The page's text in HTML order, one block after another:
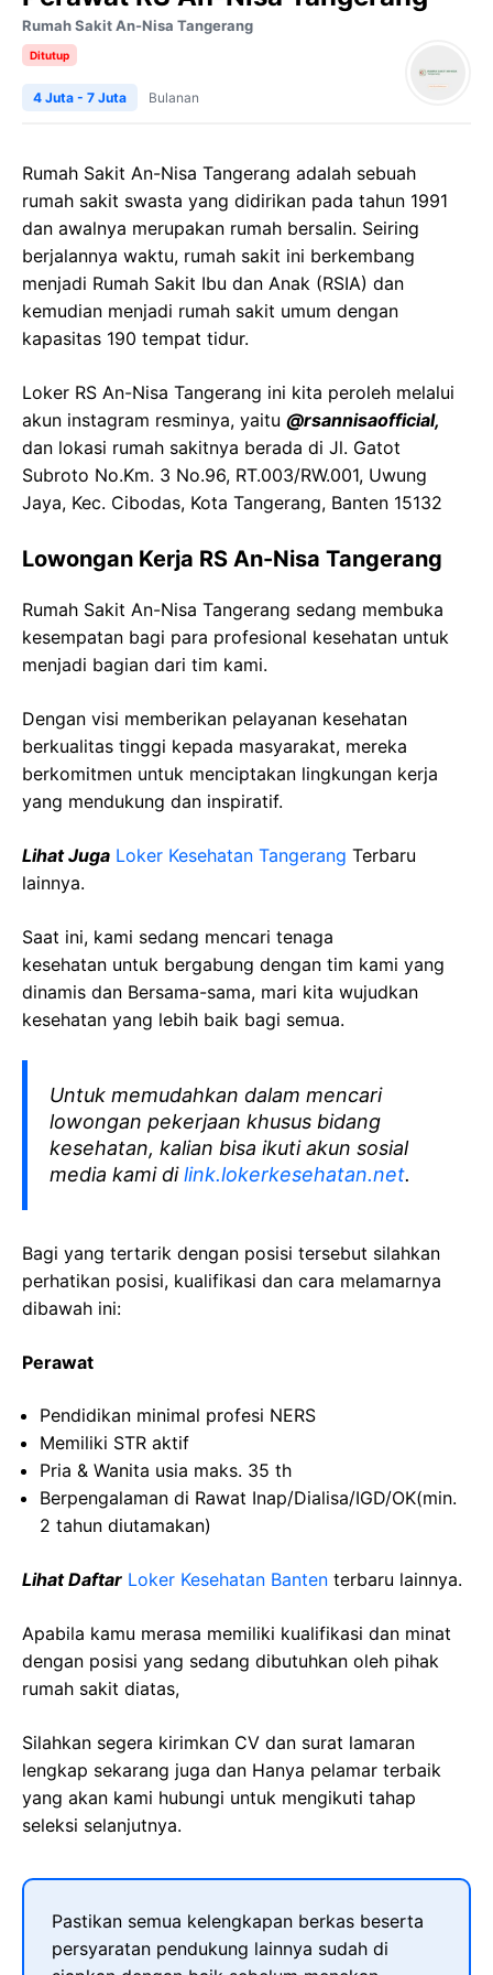
Rumah Sakit An-Nisa Tangerang
Ditutup
4 Juta - 7 Juta Bulanan
Rumah Sakit An-Nisa Tangerang adalah sebuah
rumah sakit swasta yang didirikan pada tahun 1991
dan awalnya merupakan rumah bersalin. Seiring
berjalannya waktu, rumah sakit ini berkembang
menjadi Rumah Sakit Ibu dan Anak (RSIA) dan
kemudian menjadi rumah sakit umum dengan
kapasitas 190 tempat tidur.
Loker RS An-Nisa Tangerang ini kita peroleh melalui
akun instagram resminya, yaitu @rsannisaofficial,
dan lokasi rumah sakitnya berada di Jl. Gatot
Subroto No.Km. 3 No.96, RT.003/RW.001, Uwung
Jaya, Kec. Cibodas, Kota Tangerang, Banten 15132
Lowongan Kerja RS An-Nisa Tangerang
Rumah Sakit An-Nisa Tangerang sedang membuka
kesempatan bagi para profesional kesehatan untuk
menjadi bagian dari tim kami.
Dengan visi memberikan pelayanan kesehatan
berkualitas tinggi kepada masyarakat, mereka
berkomitmen untuk menciptakan lingkungan kerja
yang mendukung dan inspiratif.
Lihat Juga Loker Kesehatan Tangerang Terbaru
lainnya.
Saat ini, kami sedang mencari tenaga
kesehatan untuk bergabung dengan tim kami yang
dinamis dan Bersama-sama, mari kita wujudkan
kesehatan yang lebih baik bagi semua.
Untuk memudahkan dalam mencari
lowongan pekerjaan khusus bidang
kesehatan, kalian bisa ikuti akun sosial
media kami dilink.lokerkesehatan.net.
Bagi yang tertarik dengan posisi tersebut silahkan
perhatikan posisi, kualifikasi dan cara melamarnya
dibawah ini:
Perawat
Pendidikan minimal profesi NERS
Memiliki STR aktif
Pria & Wanita usia maks. 35 th
Berpengalaman di Rawat Inap/Dialisa/IGD/OK(min.
2 tahun diutamakan)
Lihat Daftar Loker Kesehatan Banten terbaru lainnya.
Apabila kamu merasa memiliki kualifikasi dan minat
dengan posisi yang sedang dibutuhkan oleh pihak
rumah sakit diatas,
Silahkan segera kirimkan CV dan surat lamaran
lengkap sekarang juga dan Hanya pelamar terbaik
yang akan kami hubungi untuk mengikuti tahap
seleksi selanjutnya.
Pastikan semua kelengkapan berkas beserta
persyaratan pendukung lainnya sudah di